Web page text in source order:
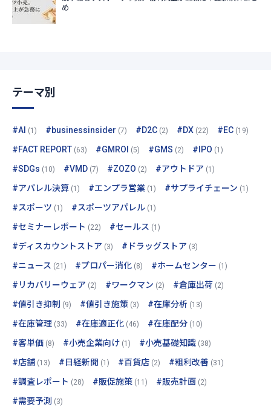
テーマ別
#AI (1) #businessinsider (7) #D2C (2) #DX (22) #EC (19)
#FACT REPORT (63) #GMROI (5) #GMS (2) #IPO (1)
#SDGs (10) #VMD (7) #ZOZO (2) #アウトドア (1)
#アパレル決算 (1) #エンプラ営業 (1) #サプライチェーン (1)
#スポーツ (1) #スポーツアパレル (1)
#セミナーレポート (22) #セールス (1)
#ディスカウントストア (3) #ドラッグストア (3)
#ニュース (21) #プロパー消化 (8) #ホームセンター (1)
#リカバリーウェア (2) #ワークマン (2) #倉庫出荷 (2)
#値引き抑制 (9) #値引き施策 (3) #在庫分析 (13)
#在庫管理 (33) #在庫適正化 (46) #在庫配分 (10)
#客単価 (8) #小売企業向け (1) #小売基礎知識 (38)
#店舗 (13) #日経新聞 (1) #百貨店 (2) #粗利改善 (31)
#調査レポート (28) #販促施策 (11) #販売計画 (2)
#需要予測 (3)